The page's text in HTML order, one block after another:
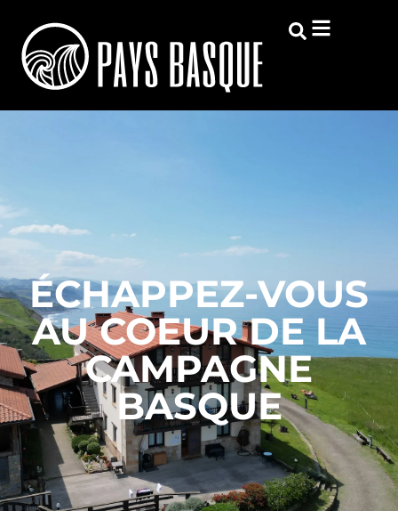
ÉCHAPPEZ-VOUS
AU COEUR DE LA
CAMPAGNE
BASQUE